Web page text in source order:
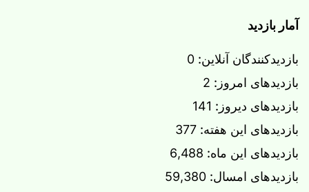
آمار بازدید
بازدیدکنندگان آنلاین: 0
بازدیدهای امروز: 2
بازدیدهای دیروز: 141
بازدیدهای این هفته: 377
بازدیدهای این ماه: 6,488
بازدیدهای امسال: 59,380